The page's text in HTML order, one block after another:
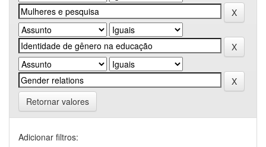
Retornar valores
Adicionar filtros: